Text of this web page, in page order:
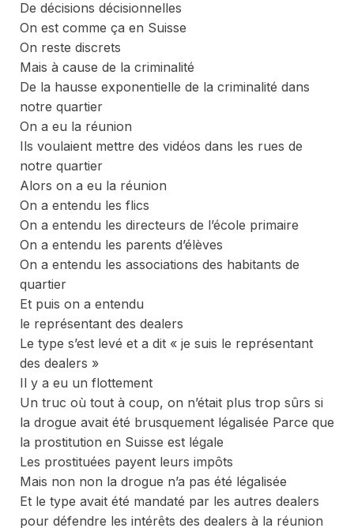
De décisions décisionnelles
On est comme ça en Suisse
On reste discrets
Mais à cause de la criminalité
De la hausse exponentielle de la criminalité dans
notre quartier
On a eu la réunion
Ils voulaient mettre des vidéos dans les rues de
notre quartier
Alors on a eu la réunion
On a entendu les flics
On a entendu les directeurs de l’école primaire
On a entendu les parents d’élèves
On a entendu les associations des habitants de
quartier
Et puis on a entendu
le représentant des dealers
Le type s’est levé et a dit « je suis le représentant
des dealers »
Il y a eu un flottement
Un truc où tout à coup, on n’était plus trop sûrs si
la drogue avait été brusquement légalisée Parce que
la prostitution en Suisse est légale
Les prostituées payent leurs impôts
Mais non non la drogue n’a pas été légalisée
Et le type avait été mandaté par les autres dealers
pour défendre les intérêts des dealers à la réunion